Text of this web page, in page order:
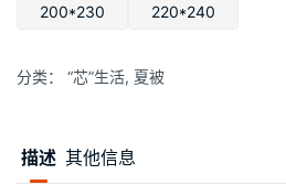
围：
至
¥330.00
200*230
220*240
分类： “芯”生活, 夏被
描述 其他信息